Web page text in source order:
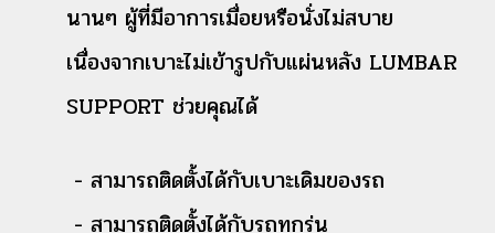
นานๆ ผู้ที่มีอาการเมื่อยหรือนั่งไม่สบาย
เนื่องจากเบาะไม่เข้ารูปกับแผ่นหลัง LUMBAR
SUPPORT ช่วยคุณได้
- สามารถติดตั้งได้กับเบาะเดิมของรถ
- สามารถติดตั้งได้กับรถทุกรุ่น